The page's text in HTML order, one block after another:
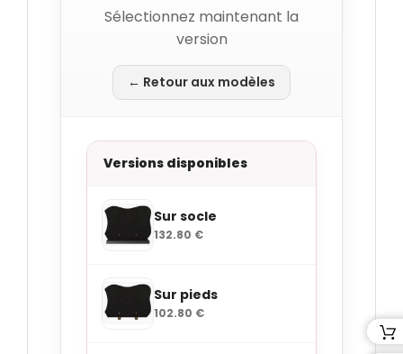
Sélectionnez maintenant la
version
← Retour aux modèles
Versions disponibles
Sur socle
132.80 €
Sur pieds
102.80 €